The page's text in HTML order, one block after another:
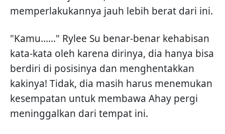
memperlakukannya jauh lebih berat dari ini.
"Kamu......" Rylee Su benar-benar kehabisan
kata-kata oleh karena dirinya, dia hanya bisa
berdiri di posisinya dan menghentakkan
kakinya! Tidak, dia masih harus menemukan
kesempatan untuk membawa Ahay pergi
meninggalkan dari tempat ini.